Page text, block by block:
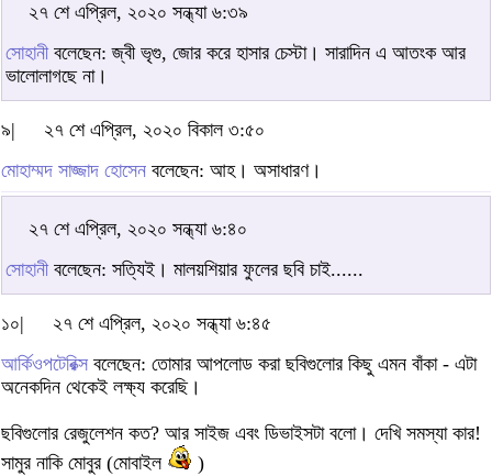
২৭ শে এপ্রিল, ২০২০ সন্ধ্যা ৬:৩৯
সোহানীবলেছেন: জ্বী ভৃগু, জোর করে হাসার চেস্টা। সারাদিন এ আতংক আর
ভালোলাগছে না।
৯|
২৭ শে এপ্রিল, ২০২০ বিকাল ৩:৫০
মোহাম্মদ সাজ্জাদ হোসেন বলেছেন: আহ। অসাধারণ।
২৭ শে এপ্রিল, ২০২০ সন্ধ্যা ৬:৪০
সোহানীবলেছেন: সত্যিই। মালয়শিয়ার ফুলের ছবি চাই......
১০|
২৭ শে এপ্রিল, ২০২০ সন্ধ্যা ৬:৪৫
আর্কিওপটেরিক্স বলেছেন: তোমার আপলোড করা ছবিগুলোর কিছু এমন বাঁকা - এটা
অনেকদিন থেকেই লক্ষ্য করেছি।
ছবিগুলোর রেজুলেশন কত? আর সাইজ এবং ডিভাইসটা বলো। দেখি সমস্যা কার!
সামুর নাকি মোবুর (মোবাইল
)